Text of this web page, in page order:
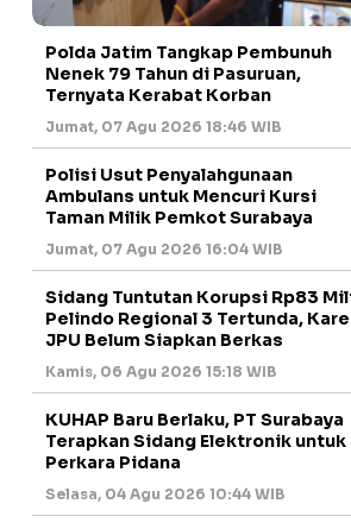
Polda Jatim Tangkap Pembunuh
Nenek 79 Tahun di Pasuruan,
Ternyata Kerabat Korban
Jumat, 07 Agu 2026 18:46 WIB
Polisi Usut Penyalahgunaan
Ambulans untuk Mencuri Kursi
Taman Milik Pemkot Surabaya
Jumat, 07 Agu 2026 16:04 WIB
Sidang Tuntutan Korupsi Rp83
Pelindo Regional 3 Tertunda,
JPU Belum Siapkan Berkas
Kamis, 06 Agu 2026 15:18 WIB
KUHAP Baru Berlaku, PT Surabaya
Terapkan Sidang Elektronik untuk
Perkara Pidana
Selasa, 04 Agu 2026 10:44 WIB